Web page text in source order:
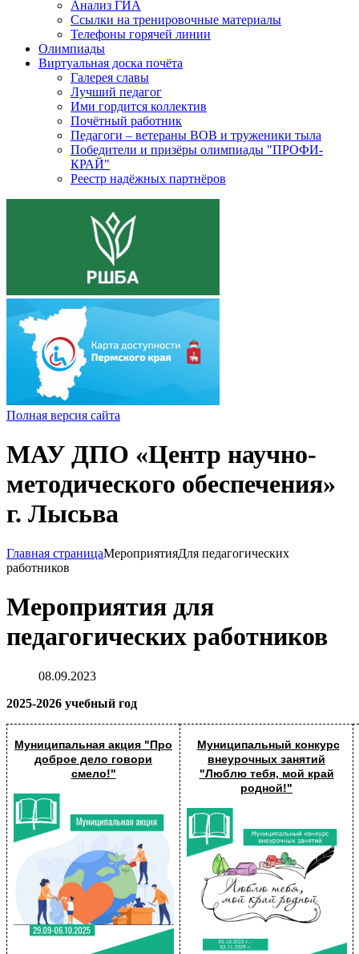
Анализ ГИА
Ссылки на тренировочные материалы
Телефоны горячей линии
Олимпиады
Виртуальная доска почёта
Галерея славы
Лучший педагог
Ими гордится коллектив
Почётный работник
Педагоги – ветераны ВОВ и труженики тыла
Победители и призёры олимпиады "ПРОФИ-
КРАЙ"
Реестр надёжных партнёров
Полная версия сайта
МАУ ДПО «Центр научно-
методического обеспечения»
г. Лысьва
Главная страницаМероприятияДля педагогических
работников
Мероприятия для
педагогических работников
08.09.2023
2025-2026 учебный год
Муниципальная акция "Про
доброе дело говори
смело!"
Муниципальный конкурс
внеурочных занятий
"Люблю тебя, мой край
родной!"